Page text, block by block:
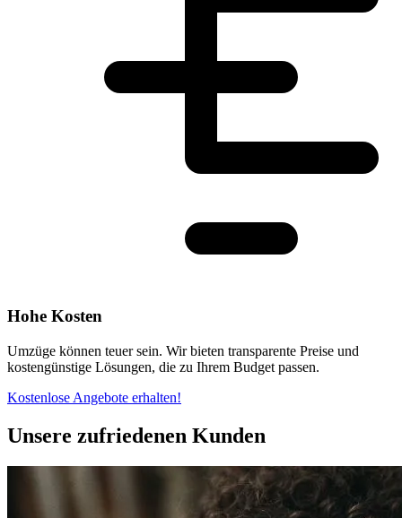
Hohe Kosten
Umzüge können teuer sein. Wir bieten transparente Preise und
kostengünstige Lösungen, die zu Ihrem Budget passen.
Kostenlose Angebote erhalten!
Unsere zufriedenen Kunden